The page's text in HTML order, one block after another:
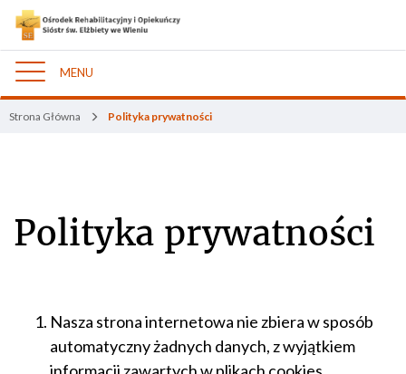
Nawigacja
MENU
Strona Główna Polityka prywatności
Polityka prywatności
Nasza strona internetowa nie zbiera w sposób
automatyczny żadnych danych, z wyjątkiem